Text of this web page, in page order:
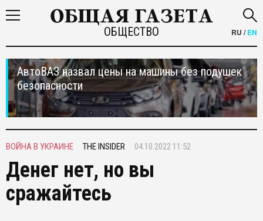
ОБЩЕСТВО RU /EN
АвтоВАЗ назвал цены на машины без подушек
безопасности
ВОЙНА В УКРАИНЕ THE INSIDER 04.10.2022 11:52
Денег нет, но вы
сражайтесь